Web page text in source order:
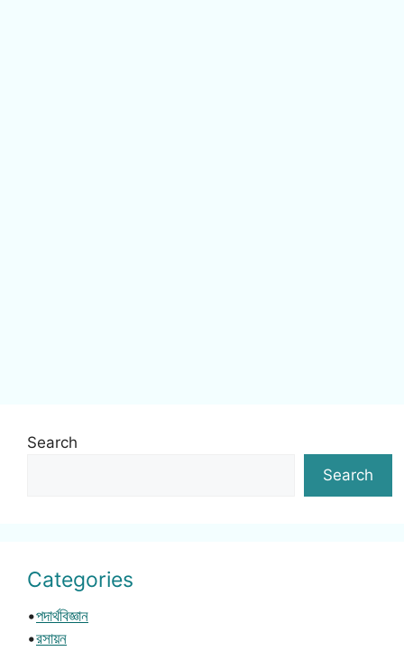
Search
Search
Categories
•পদার্থবিজ্ঞান
•রসায়ন